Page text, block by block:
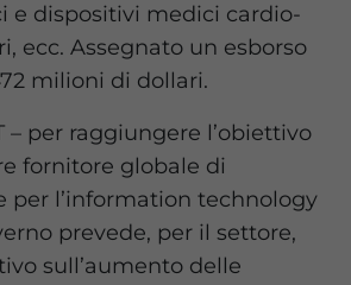
e dispositivi medici cardio-
ecc. Assegnato un esborso
milioni di dollari.
– per raggiungere l’obiettivo
fornitore globale di
per l’information technology
prevede, per il settore,
sull’aumento delle